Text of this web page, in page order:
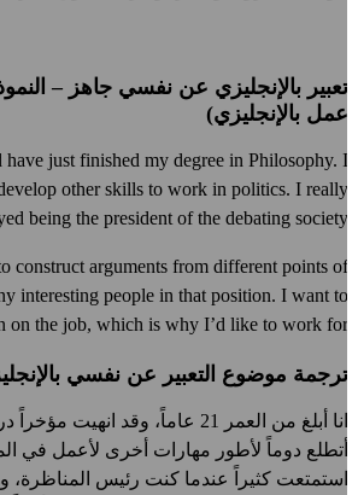
تعبير بالإنجليزي عن نفسي جاهز –
عمل بالإنجليزي)
have just finished my degree in Philosophy. I
develop other skills to work in politics. I really
being the president of the debating society,
to construct arguments from different points of
interesting people in that position. I want to
on the job, which is why I’d like to work for
ترجمة موضوع التعبير عن نفسي
انا أبلغ من العمر 21 عاماً، وقد
أتطلع دوماً لأطور مهارات أخرى لأعمل في
استمتعت كثيراً عندما كنت رئيس المناظرة،